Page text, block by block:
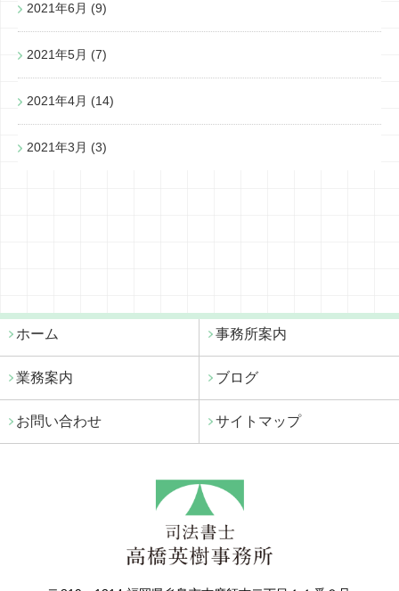
2021年6月 (9)
2021年5月 (7)
2021年4月 (14)
2021年3月 (3)
ホーム 事務所案内
業務案内 ブログ
お問い合わせ サイトマップ